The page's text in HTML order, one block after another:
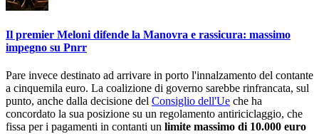
Il premier Meloni difende la Manovra e rassicura: massimo
impegno su Pnrr
Pare invece destinato ad arrivare in porto l'innalzamento del contante
a cinquemila euro. La coalizione di governo sarebbe rinfrancata, sul
punto, anche dalla decisione del Consiglio dell'Ue che ha
concordato la sua posizione su un regolamento antiriciclaggio, che
fissa per i pagamenti in contanti un limite massimo di 10.000 euro